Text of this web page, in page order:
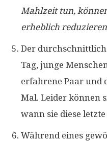
Mahlzeit tun,
erheblich
Der
Tag, junge
erfahrene Paar und
Mal. Leider können
wann sie diese
Während eines